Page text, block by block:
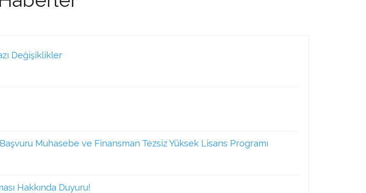
Değişiklikler
Muhasebe ve Finansman Tezsiz Yüksek Lisans Programı
Hakkında Duyuru!